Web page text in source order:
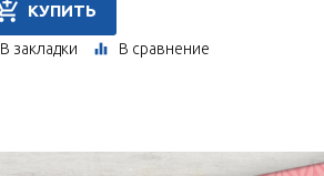
КУПИТЬ
В закладки В сравнение